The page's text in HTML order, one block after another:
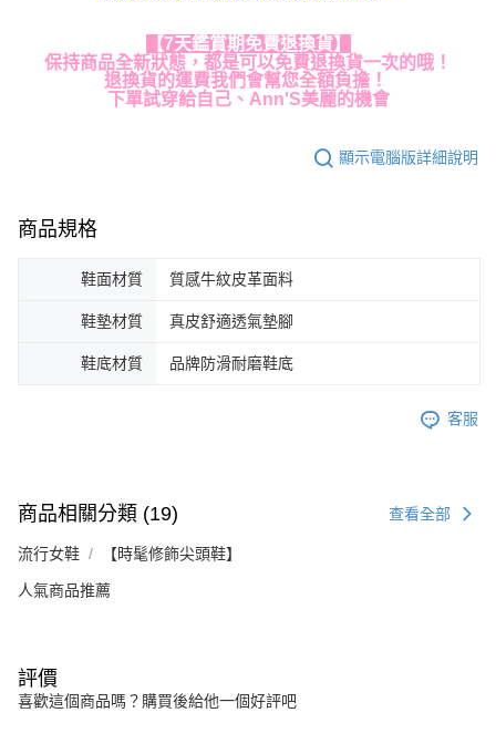
【7天鑑賞期免費退換貨】
保持商品全新狀態，都是可以免費退換貨一次的哦！
退換貨的運費我們會幫您全額負擔！
下單試穿給自己、Ann'S美麗的機會
顯示電腦版詳細說明
商品規格
鞋面材質 質感牛紋皮革面料
鞋墊材質 真皮舒適透氣墊腳
鞋底材質 品牌防滑耐磨鞋底
客服
商品相關分類 (19) 查看全部
流行女鞋 【時髦修飾尖頭鞋】
人氣商品推薦
評價
喜歡這個商品嗎？購買後給他一個好評吧